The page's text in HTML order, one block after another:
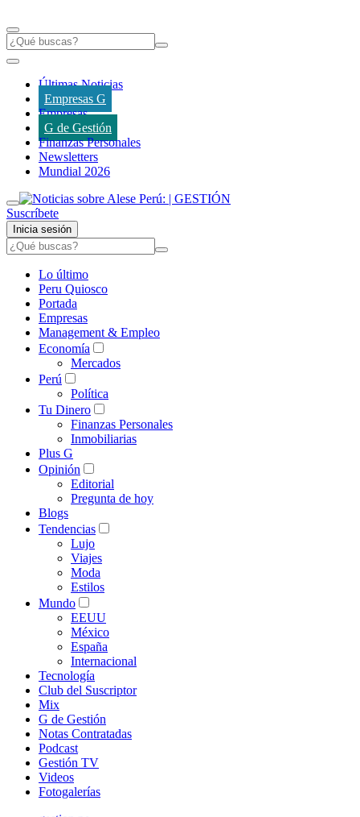
Últimas Noticias
Empresas G
Empresas
G de Gestión
Finanzas Personales
Newsletters
Mundial 2026
Suscríbete
Inicia sesión
Lo último
Peru Quiosco
Portada
Empresas
Management & Empleo
Economía
Mercados
Perú
Política
Tu Dinero
Finanzas Personales
Inmobiliarias
Plus G
Opinión
Editorial
Pregunta de hoy
Blogs
Tendencias
Lujo
Viajes
Moda
Estilos
Mundo
EEUU
México
España
Internacional
Tecnología
Club del Suscriptor
Mix
G de Gestión
Notas Contratadas
Podcast
Gestión TV
Videos
Fotogalerías